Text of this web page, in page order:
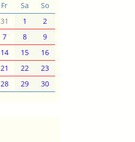
Fr Sa
So
31 1
2
7 8
9
14 15
16
21 22
23
28 29 30